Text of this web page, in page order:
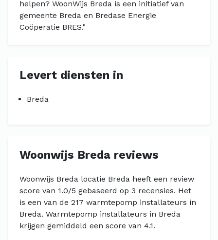
helpen? WoonWijs Breda is een initiatief van
gemeente Breda en Bredase Energie
Coöperatie BRES."
Levert diensten in
Breda
Woonwijs Breda reviews
Woonwijs Breda locatie Breda heeft een review
score van 1.0/5 gebaseerd op 3 recensies. Het
is een van de 217 warmtepomp installateurs in
Breda. Warmtepomp installateurs in Breda
krijgen gemiddeld een score van 4.1.